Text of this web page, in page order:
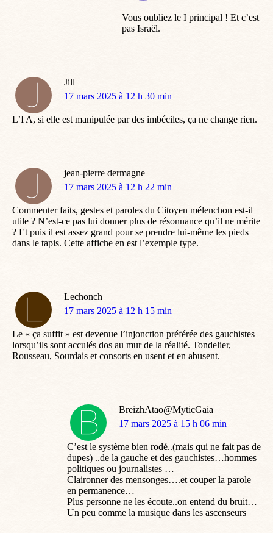
Vous oubliez le I principal ! Et c’est
pas Israël.
Jill
dit
17 mars 2025 à 12 h 30 min
L’I A, si elle est manipulée par des imbéciles, ça ne change rien.
jean-pierre dermagne
dit
17 mars 2025 à 12 h 22 min
Commenter faits, gestes et paroles du Citoyen mélenchon est-il
utile ? N’est-ce pas lui donner plus de résonnance qu’il ne mérite
? Et puis il est assez grand pour se prendre lui-même les pieds
dans le tapis. Cette affiche en est l’exemple type.
Lechonch
dit
17 mars 2025 à 12 h 15 min
Le « ça suffit » est devenue l’injonction préférée des gauchistes
lorsqu’ils sont acculés dos au mur de la réalité. Tondelier,
Rousseau, Sourdais et consorts en usent et en abusent.
BreizhAtao@MyticGaia
dit
17 mars 2025 à 15 h 06 min
C’est le système bien rodé..(mais qui ne fait pas de
dupes) ..de la gauche et des gauchistes…hommes
politiques ou journalistes …
Claironner des mensonges….et couper la parole
en permanence…
Plus personne ne les écoute..on entend du bruit…
Un peu comme la musique dans les ascenseurs